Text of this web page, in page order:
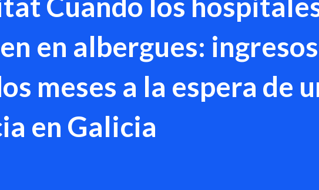
en albergues:
meses a la espera de
en Galicia